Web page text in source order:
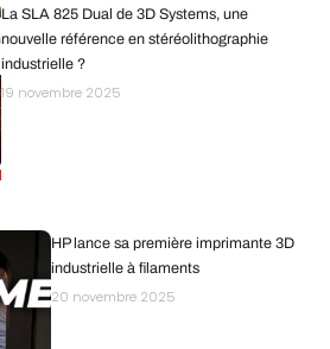
La SLA 825 Dual de 3D Systems, une
nouvelle référence en stéréolithographie
industrielle ?
19 novembre 2025
HP lance sa première imprimante 3D
industrielle à filaments
20 novembre 2025